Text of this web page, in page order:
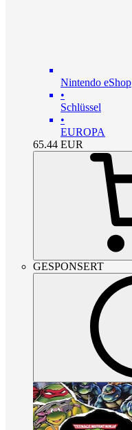
Nintendo eShop
•
Schlüssel
•
EUROPA
65.44 EUR
GESPONSERT